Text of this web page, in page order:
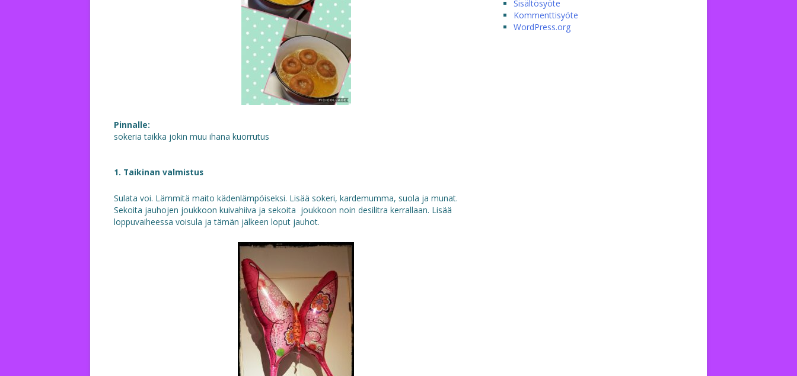
Pinnalle:
sokeria taikka jokin muu ihana kuorrutus
1. Taikinan valmistus
Sulata voi. Lämmitä maito kädenlämpöiseksi. Lisää sokeri, kardemumma, suola ja munat.
Sekoita jauhojen joukkoon kuivahiiva ja sekoita joukkoon noin desilitra kerrallaan. Lisää
loppuvaiheessa voisula ja tämän jälkeen loput jauhot.
Sisältösyöte
Kommenttisyöte
WordPress.org